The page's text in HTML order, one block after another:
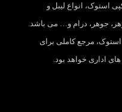
استوک، انواع لیبل و
جوهر، درام و… می باشد.
مرجع کاملی برای
اداری خواهد بود.